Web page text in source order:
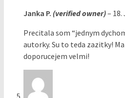
Janka P. (verified owner)– 18.
Precitala som “jednym
autorky. Su to teda zazitky!
doporucejem velmi!